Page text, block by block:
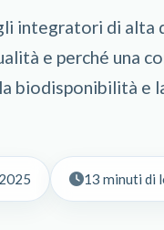
integratori di alta
e perché una
biodisponibilità e
13 minuti di